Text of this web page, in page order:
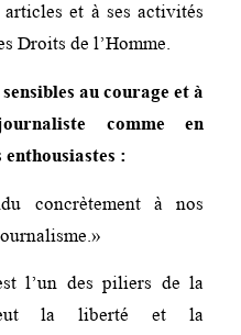
et à ses activités
Droits de l’Homme.
au courage et à
comme en
:
concrètement à nos
l’un des piliers de la
la liberté et la